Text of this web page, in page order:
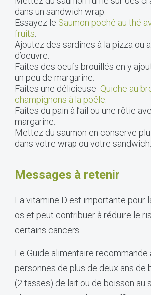
dans un sandwich wrap.
Essayez le Saumon poché au thé
fruits
Ajoutez des sardines à la pizza ou
d’oeuvre.
Faites des oeufs brouillés en y
un peu de margarine.
Faites une délicieuse Quiche au
champignons à la poêle
Faites du pain à l’ail ou une rôtie
margarine.
Mettez du saumon en conserve
dans votre wrap ou votre sandwich.
Messages à retenir
La vitamine D est importante pour
os et peut contribuer à réduire le
certains cancers.
Le Guide alimentaire recommande
personnes de plus de deux ans de
(2 tasses) de lait ou de boisson au